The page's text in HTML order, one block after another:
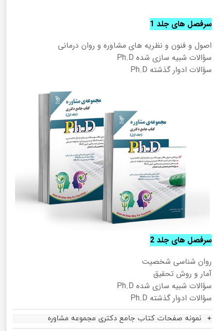
سرفصل های جلد 1
اصول و فنون و نظریه های مشاوره و روان درمانی
سؤالات شبیه سازی شده Ph.D
سؤالات ادوار گذشته Ph.D
سرفصل های جلد 2
روان شناسی شخصیت
آمار و روش تحقیق
سؤالات شبیه سازی شده Ph.D
سؤالات ادوار گذشته Ph.D
نمونه صفحات کتاب جامع دکتری مجموعه مشاوره